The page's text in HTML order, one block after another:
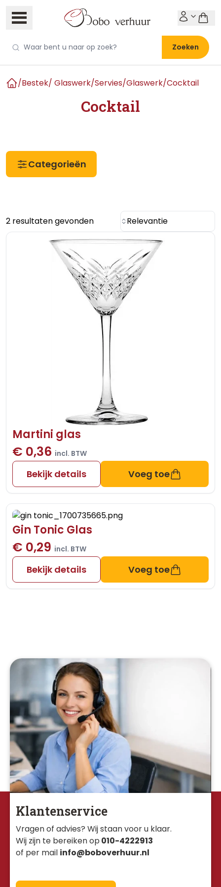
Zoeken
/Bestek/ Glaswerk/Servies/Glaswerk/Cocktail
Cocktail
Categorieën
2 resultaten gevonden Relevantie
Martini glas
€ 0,36 incl. BTW
Bekijk details Voeg toe
Gin Tonic Glas
€ 0,29 incl. BTW
Bekijk details Voeg toe
Klantenservice
Vragen of advies? Wij staan voor u klaar.
Wij zijn te bereiken op 010-4222913
of per mail info@boboverhuur.nl